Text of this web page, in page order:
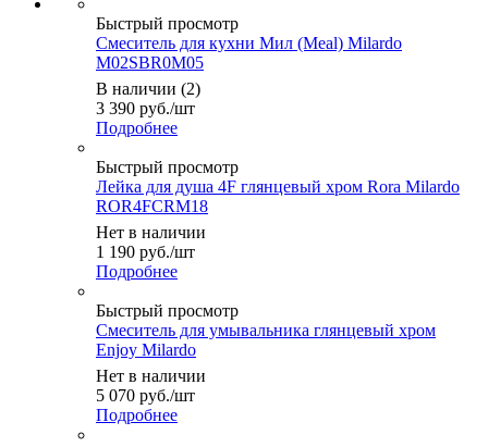
Быстрый просмотр
Смеситель для кухни Мил (Meal) Milardo
M02SBR0M05
В наличии (2)
3 390 руб./шт
Подробнее
Быстрый просмотр
Лейка для душа 4F глянцевый хром Rora Milardo
ROR4FCRM18
Нет в наличии
1 190 руб./шт
Подробнее
Быстрый просмотр
Смеситель для умывальника глянцевый хром
Enjoy Milardo
Нет в наличии
5 070 руб./шт
Подробнее